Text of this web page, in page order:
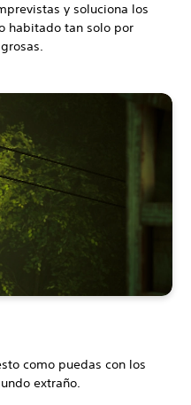
y soluciona los
habitado tan solo por
como puedas con los
extraño.